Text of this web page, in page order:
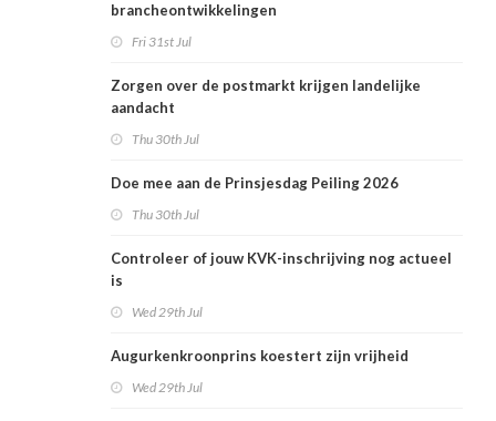
brancheontwikkelingen
Fri 31st Jul
Zorgen over de postmarkt krijgen landelijke
aandacht
Thu 30th Jul
Doe mee aan de Prinsjesdag Peiling 2026
Thu 30th Jul
Controleer of jouw KVK-inschrijving nog actueel
is
Wed 29th Jul
Augurkenkroonprins koestert zijn vrijheid
Wed 29th Jul